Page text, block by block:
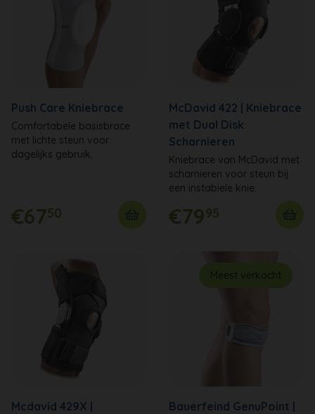
Push Care Kniebrace
Comfortabele basisbrace
met lichte steun voor
dagelijks gebruik.
€6750
McDavid 422 | Kniebrace
met Dual Disk
Scharnieren
Kniebrace van McDavid met
scharnieren voor steun bij
een instabiele knie.
€7995
Mcdavid 429X |
Meest verkocht
Bauerfeind GenuPoint |